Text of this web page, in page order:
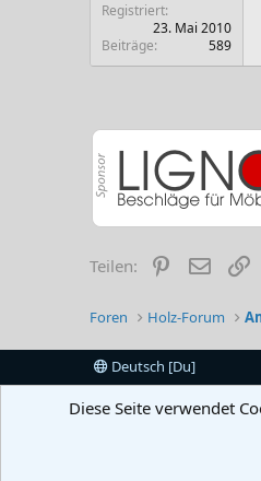
Registriert
23. Mai 2010
Beiträge
589
Teilen: Pinterest
E-Mail
Foren Holz-Forum
Deutsch [Du]
Diese Seite verwendet